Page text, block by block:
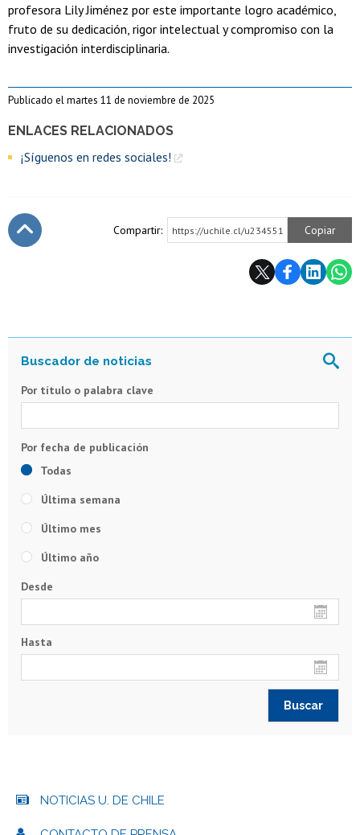
ENLACES RELACIONADOS
¡Síguenos en redes sociales!
profesora Lily Jiménez por este importante logro académico,
fruto de su dedicación, rigor intelectual y compromiso con la
investigación interdisciplinaria.
Publicado el martes 11 de noviembre de 2025
Compartir: https://uchile.cl/u234551 Copiar
Por título o palabra clave
Todas
Última semana
Último mes
Último año
Desde
Hasta
NOTICIAS U. DE CHILE